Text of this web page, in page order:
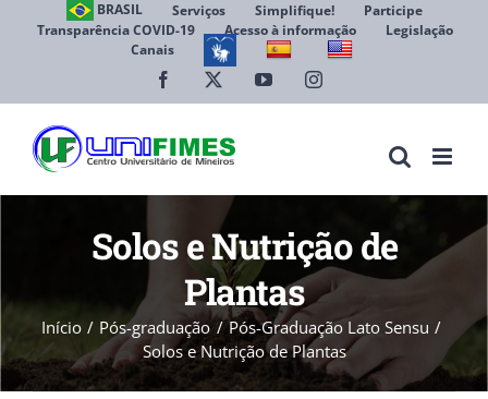
BRASIL Serviços Simplifique!
Participe
Transparência COVID-19
Acesso à informação
Legislação
Canais
Facebook YouTubeInstagram
Solos e Nutrição de
Plantas
Início Pós-graduação
Pós-Graduação Lato Sensu
Solos e Nutrição de Plantas